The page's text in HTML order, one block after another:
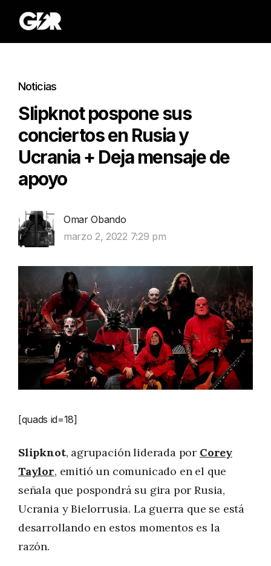
Noticias
Slipknot pospone sus
conciertos en Rusia y
Ucrania + Deja mensaje de
apoyo
Omar Obando
marzo 2, 2022 7:29 pm
[quads id=18]
Slipknot, agrupación liderada por Corey
Taylor, emitió un comunicado en el que
señala que pospondrá su gira por Rusia,
Ucrania y Bielorrusia. La guerra que se está
desarrollando en estos momentos es la
razón.